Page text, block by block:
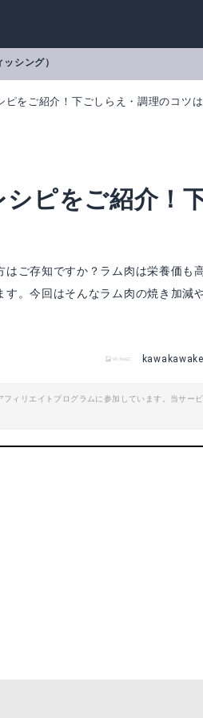
シング）
をご紹介！下ごしらえ・調理のコツは
ピをご紹介！
ご存知ですか？ラム肉は栄養価も
。今回はそんなラム肉の焼き加減
ィリエイトプログラムに参加しています。当サー